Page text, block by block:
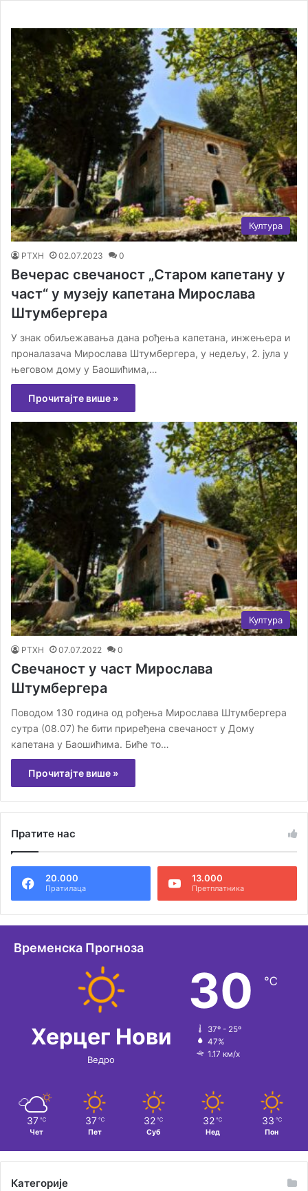
Култура
РТХН 02.07.2023 0
Вечерас свечаност „Старом капетану у
част“ у музеју капетана Мирослава
Штумбергера
У знак обиљежавања дана рођења капетана, инжењера и
проналазача Мирослава Штумбергера, у недељу, 2. јула у
његовом дому у Баошићима,…
Прочитајте више »
Култура
РТХН 07.07.2022 0
Свечаност у част Мирослава
Штумбергера
Поводом 130 година од рођења Мирослава Штумбергера
сутра (08.07) ће бити приређена свечаност у Дому
капетана у Баошићима. Биће то…
Прочитајте више »
Пратите нас
20.000
Пратилаца
13.000
Претплатника
Временска Прогноза
Херцег Нови
Ведро
30 ℃
37º - 25º
47%
1.17 км/х
37 ℃
Чет
37 ℃
Пет
32 ℃
Суб
32 ℃
Нед
33 ℃
Пон
Категорије